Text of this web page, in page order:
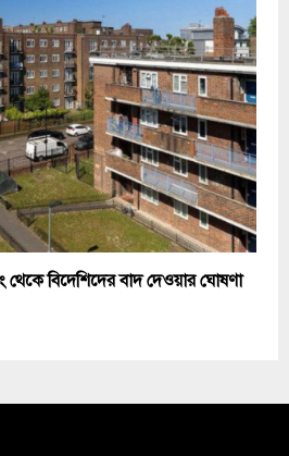
থেকে বিদেশিদের বাদ দেওয়ার ঘোষণা